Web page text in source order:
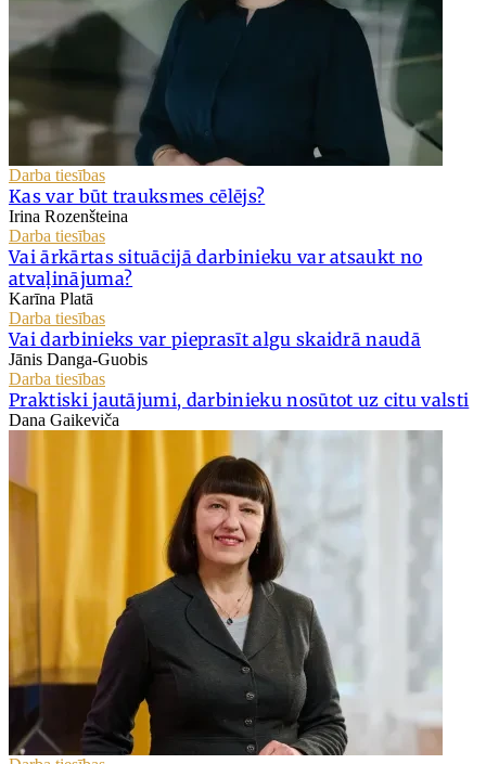
Darba tiesības
Kas var būt trauksmes cēlējs?
Irina Rozenšteina
Darba tiesības
Vai ārkārtas situācijā darbinieku var atsaukt no
atvaļinājuma?
Karīna Platā
Darba tiesības
Vai darbinieks var pieprasīt algu skaidrā naudā
Jānis Danga-Guobis
Darba tiesības
Praktiski jautājumi, darbinieku nosūtot uz citu valsti
Dana Gaikeviča